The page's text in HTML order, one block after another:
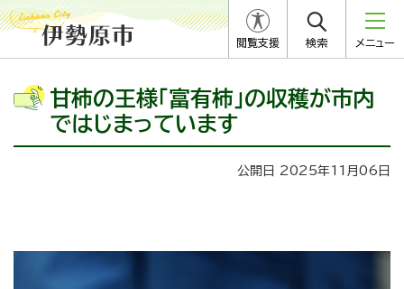
閲覧支援 検索 メニュー
甘柿の王様「富有柿」の収穫が市内
ではじまっています
公開日 2025年11月06日